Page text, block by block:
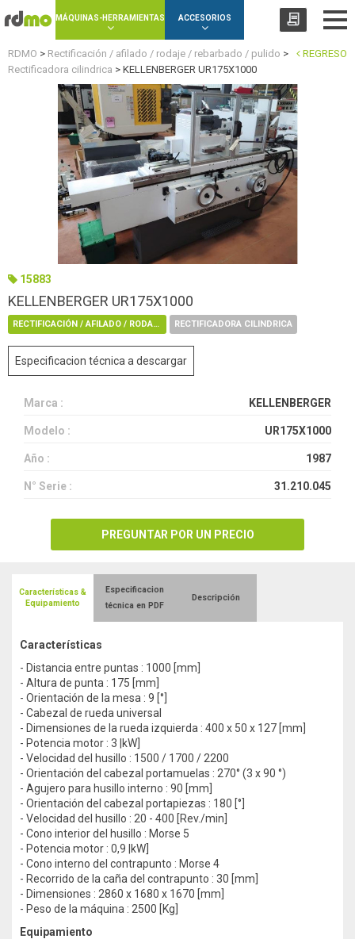
MÁQUINAS-HERRAMIENTAS ACCESORIOS
REGRESO
RDMO > Rectificación / afilado / rodaje / rebarbado / pulido >
Rectificadora cilindrica > KELLENBERGER UR175X1000
15883
KELLENBERGER UR175X1000
RECTIFICACIÓN / AFILADO / RODAJE / REBARBADO / PULIDO RECTIFICADORA CILINDRICA
Especificacion técnica a descargar
Marca : KELLENBERGER
Modelo : UR175X1000
Año : 1987
N° Serie : 31.210.045
PREGUNTAR POR UN PRECIO
Características &
Equipamiento
Características
- Distancia entre puntas : 1000 [mm]
- Altura de punta : 175 [mm]
- Orientación de la mesa : 9 [°]
- Cabezal de rueda universal
- Dimensiones de la rueda izquierda : 400 x 50 x 127 [mm]
- Potencia motor : 3 |kW]
- Velocidad del husillo : 1500 / 1700 / 2200
- Orientación del cabezal portamuelas : 270° (3 x 90 °)
- Agujero para husillo interno : 90 [mm]
- Orientación del cabezal portapiezas : 180 [°]
- Velocidad del husillo : 20 - 400 [Rev./min]
- Cono interior del husillo : Morse 5
- Potencia motor : 0,9 |kW]
- Cono interno del contrapunto : Morse 4
- Recorrido de la caña del contrapunto : 30 [mm]
- Dimensiones : 2860 x 1680 x 1670 [mm]
- Peso de la máquina : 2500 [Kg]
Equipamiento
Especificacion
técnica en PDF
Descripción